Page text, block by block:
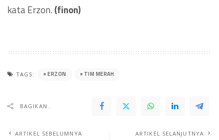
kata Erzon.(finon)
TAGS: ERZON TIM MERAH
BAGIKAN..
ARTIKEL SEBELUMNYA ARTIKEL SELANJUTNYA